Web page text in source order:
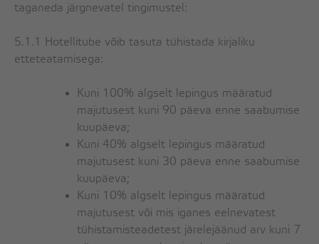
taganeda järgnevatel tingimustel:
5.1.1 Hotellitube võib tasuta tühistada kirjaliku
etteteatamisega:
Kuni 100% algselt lepingus määratud
majutusest kuni 90 päeva enne saabumise
kuupäeva;
Kuni 40% algselt lepingus määratud
majutusest kuni 30 päeva enne saabumise
kuupäeva;
Kuni 10% algselt lepingus määratud
majutusest või mis iganes eelnevatest
tühistamisteadetest järelejäänud arv kuni 7